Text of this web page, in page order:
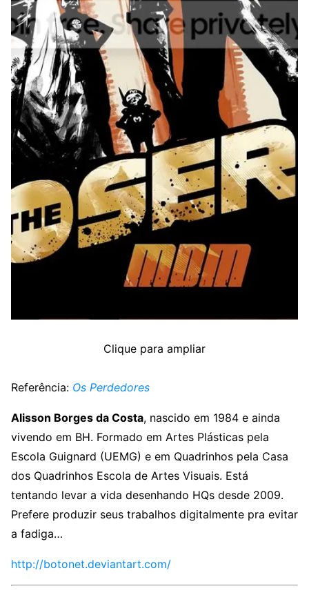
Clique para ampliar
Referência: Os Perdedores
Alisson Borges da Costa, nascido em 1984 e ainda
vivendo em BH. Formado em Artes Plásticas pela
Escola Guignard (UEMG) e em Quadrinhos pela Casa
dos Quadrinhos Escola de Artes Visuais. Está
tentando levar a vida desenhando HQs desde 2009.
Prefere produzir seus trabalhos digitalmente pra evitar
a fadiga…
http://botonet.deviantart.com/